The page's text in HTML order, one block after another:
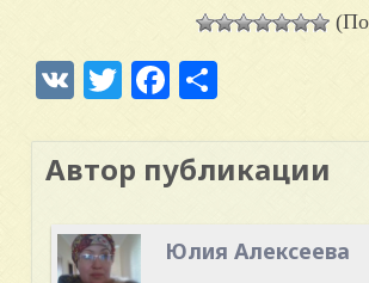
VK TwitterFacebook
Автор публикации
Юлия Алексеева